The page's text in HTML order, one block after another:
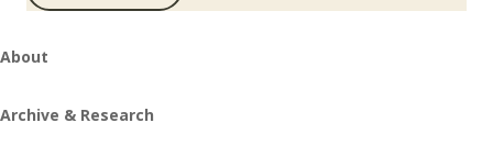
About
Archive & Research